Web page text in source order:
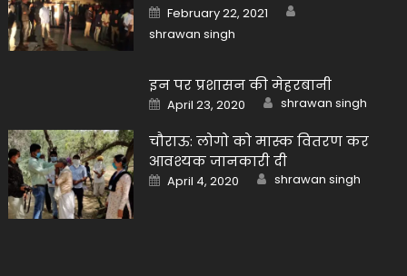
Posted
on
February 22, 2021
shrawan singh
इन पर प्रशासन की मेहरबानी
Posted
on
April 23, 2020 Author
shrawan singh
चौराऊ: लोगो को मास्क वितरण कर
आवश्यक जानकारी दी
Posted
on
April 4, 2020 Author
shrawan singh